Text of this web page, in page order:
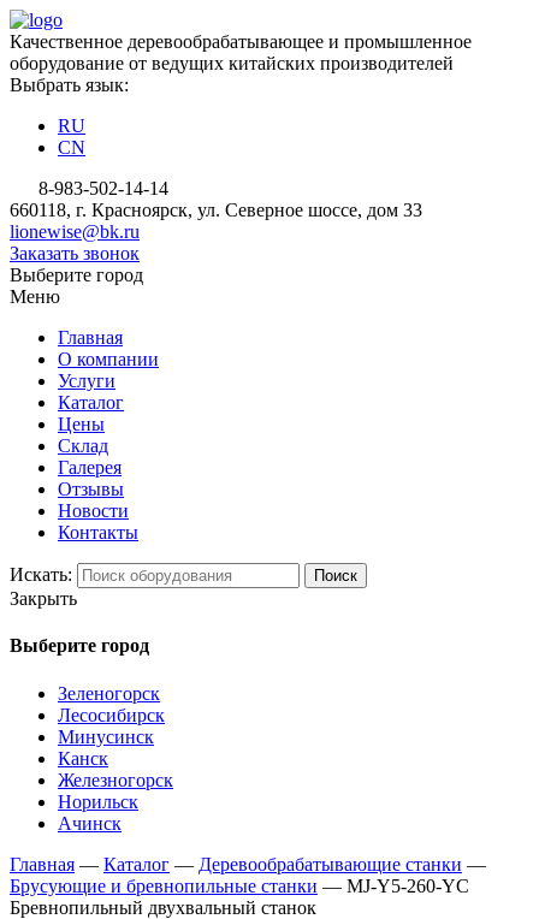
Качественное деревообрабатывающее и промышленное
оборудование от ведущих китайских производителей
Выбрать язык:
RU
CN
8-983-502-14-14
660118, г. Красноярск, ул. Северное шоссе, дом 33
lionewise@bk.ru
Заказать звонок
Выберите город
Меню
Главная
О компании
Услуги
Каталог
Цены
Склад
Галерея
Отзывы
Новости
Контакты
Искать: Поиск
Закрыть
Выберите город
Зеленогорск
Лесосибирск
Минусинск
Канск
Железногорск
Норильск
Ачинск
Главная — Каталог — Деревообрабатывающие станки —
Брусующие и бревнопильные станки — MJ-Y5-260-YC
Бревнопильный двухвальный станок